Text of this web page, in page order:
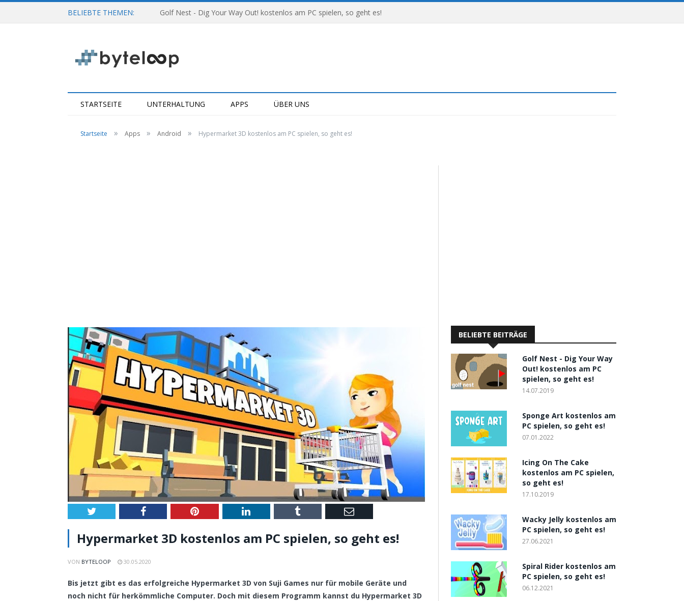
BELIEBTE THEMEN: Golf Nest - Dig Your Way Out! kostenlos am PC spielen, so geht es!
STARTSEITE UNTERHALTUNG APPS ÜBER UNS
Startseite » Apps » Android » Hypermarket 3D kostenlos am PC spielen, so geht es!
Twitter Facebook Pinterest LinkedIn Tumblr Email
Hypermarket 3D kostenlos am PC spielen, so geht es!
VON BYTELOOP 30.05.2020
Bis jetzt gibt es das erfolgreiche Hypermarket 3D von Suji Games nur für mobile Geräte und
noch nicht für herkömmliche Computer. Doch mit diesem Programm kannst du Hypermarket 3D
BELIEBTE BEITRÄGE
Golf Nest - Dig Your Way
Out! kostenlos am PC
spielen, so geht es!
14.07.2019
Sponge Art kostenlos am
PC spielen, so geht es!
07.01.2022
Icing On The Cake
kostenlos am PC spielen,
so geht es!
17.10.2019
Wacky Jelly kostenlos am
PC spielen, so geht es!
27.06.2021
Spiral Rider kostenlos am
PC spielen, so geht es!
06.12.2021